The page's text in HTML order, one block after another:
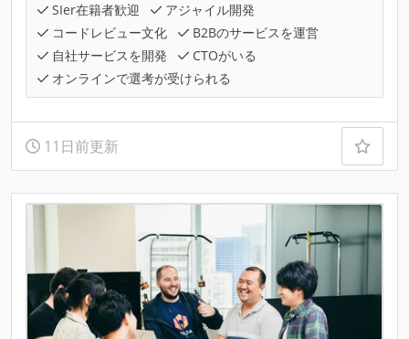
SIer在籍者歓迎
アジャイル開発
コードレビュー文化
B2Bのサービスを運営
自社サービスを開発
CTOがいる
オンラインで選考が受けられる
11日前更新